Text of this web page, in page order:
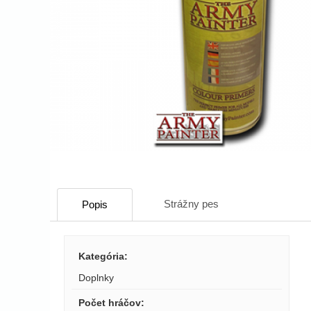
Popis Strážny pes
Kategória:
Doplnky
Počet hráčov: